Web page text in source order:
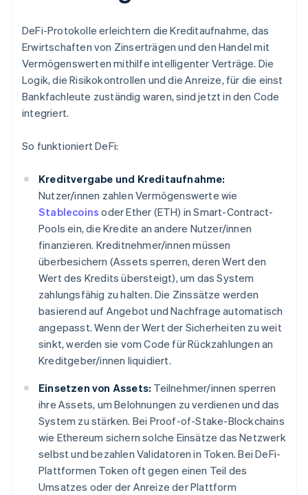
DeFi-Protokolle erleichtern die Kreditaufnahme, das
Erwirtschaften von Zinserträgen und den Handel mit
Vermögenswerten mithilfe intelligenter Verträge. Die
Logik, die Risikokontrollen und die Anreize, für die einst
Bankfachleute zuständig waren, sind jetzt in den Code
integriert.
So funktioniert DeFi:
Kreditvergabe und Kreditaufnahme:
Nutzer/innen zahlen Vermögenswerte wie
Stablecoins oder Ether (ETH) in Smart-Contract-
Pools ein, die Kredite an andere Nutzer/innen
finanzieren. Kreditnehmer/innen müssen
überbesichern (Assets sperren, deren Wert den
Wert des Kredits übersteigt), um das System
zahlungsfähig zu halten. Die Zinssätze werden
basierend auf Angebot und Nachfrage automatisch
angepasst. Wenn der Wert der Sicherheiten zu weit
sinkt, werden sie vom Code für Rückzahlungen an
Kreditgeber/innen liquidiert.
Einsetzen von Assets: Teilnehmer/innen sperren
ihre Assets, um Belohnungen zu verdienen und das
System zu stärken. Bei Proof-of-Stake-Blockchains
wie Ethereum sichern solche Einsätze das Netzwerk
selbst und bezahlen Validatoren in Token. Bei DeFi-
Plattformen Token oft gegen einen Teil des
Umsatzes oder der Anreize der Plattform